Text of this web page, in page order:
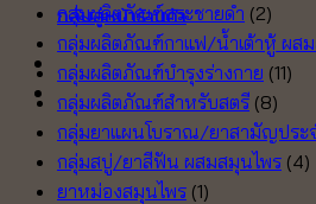
กลับสู่หน้าร้านค้า
กลุ่มผลิตภัณฑ์กระชายดำ (2)
กลุ่มผลิตภัณฑ์กาแฟ/น้ำเต้าหู้ ผส
กลุ่มผลิตภัณฑ์บำรุงร่างกาย (11)
กลุ่มผลิตภัณฑ์สำหรับสตรี (8)
กลุ่มยาแผนโบราณ/ยาสามัญประ
กลุ่มสบู่/ยาสีฟัน ผสมสมุนไพร (4)
ยาหม่องสมุนไพร (1)